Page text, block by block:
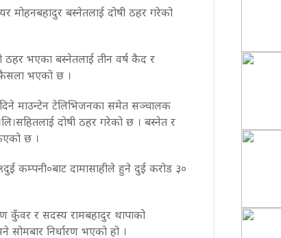
मोहनबहादुर बस्नेतलाई दोषी ठहर गरेको
भएका बस्नेतलाई तीन वर्ष कैद र
फैसला भएको छ ।
माउन्टेन टेलिभिजनका समेत सञ्चालक
दोषी ठहर गरेको छ । बस्नेत र
छ ।
कम्पनी०बाट दामासाहीले हुने दुई करोड ३०
कुँवर र सदस्य रामबहादुर थापाको
निर्धारण भएको हो ।